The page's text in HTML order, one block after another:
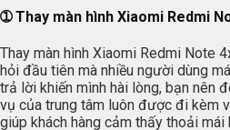
➀ Thay màn hình Xiaomi Redmi
Thay màn hình Xiaomi Redmi Note
hỏi đầu tiên mà nhiều người dùng
trả lời khiến mình hài lòng, bạn nên
vụ của trung tâm luôn được đi kèm
giúp khách hàng cảm thấy thoải mái